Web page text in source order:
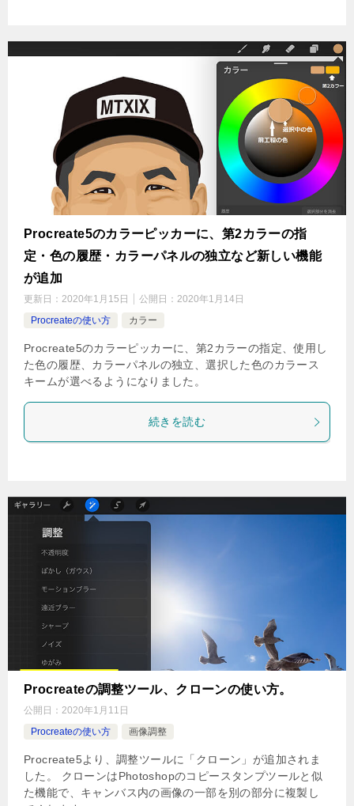
Procreate5のカラーピッカーに、第2カラーの指
定・色の履歴・カラーパネルの独立など新しい機能
が追加
更新日： 2020年1月15日 公開日： 2020年1月14日
Procreateの使い方
カラー
Procreate5のカラーピッカーに、第2カラーの指定、使用し
た色の履歴、カラーパネルの独立、選択した色のカラース
キームが選べるようになりました。
続きを読む
Procreateの調整ツール、クローンの使い方。
公開日： 2020年1月11日
Procreateの使い方
画像調整
Procreate5より、調整ツールに「クローン」が追加されま
した。 クローンはPhotoshopのコピースタンプツールと似
た機能で、キャンバス内の画像の一部を別の部分に複製し